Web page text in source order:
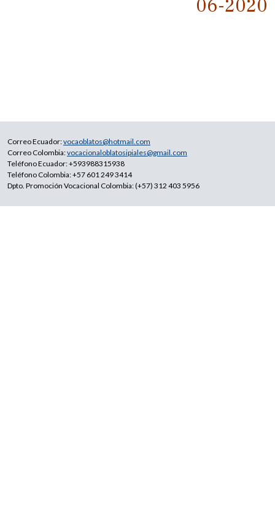
06-2020
Correo Ecuador:vocaoblatos@hotmail.com
Correo Colombia:vocacionaloblatosipiales@gmail.com
Teléfono Ecuador: +593988315938
Teléfono Colombia: +57 601 249 3414
Dpto. Promoción Vocacional Colombia: (+57) 312 403 5956